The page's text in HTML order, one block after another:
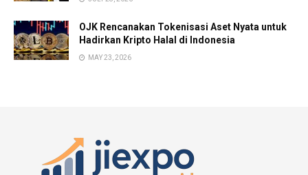
OJK Rencanakan Tokenisasi Aset Nyata untuk
Hadirkan Kripto Halal di Indonesia
MAY 23, 2026